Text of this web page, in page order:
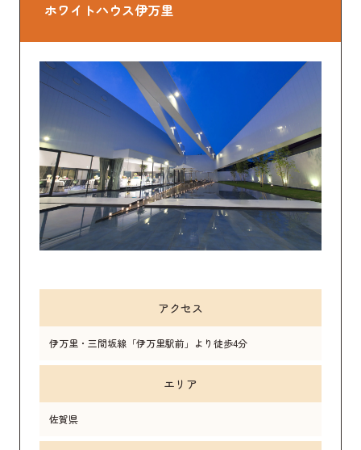
ホワイトハウス伊万里
アクセス
伊万里・三間坂線「伊万里駅前」より徒歩4分
エリア
佐賀県